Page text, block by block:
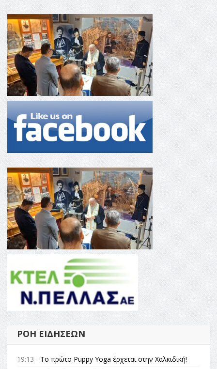
ΡΟΉ ΕΙΔΉΣΕΩΝ
19:13 - Το πρώτο Puppy Yoga έρχεται στην Χαλκιδική!